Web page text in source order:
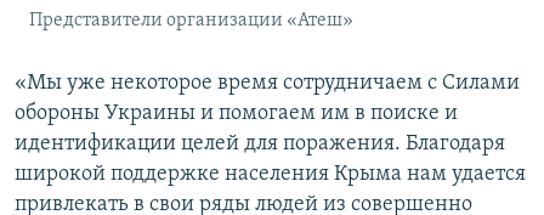
Представители организации «Атеш»
«Мы уже некоторое время сотрудничаем с Силами
обороны Украины и помогаем им в поиске и
идентификации целей для поражения. Благодаря
широкой поддержке населения Крыма нам удается
привлекать в свои ряды людей из совершенно